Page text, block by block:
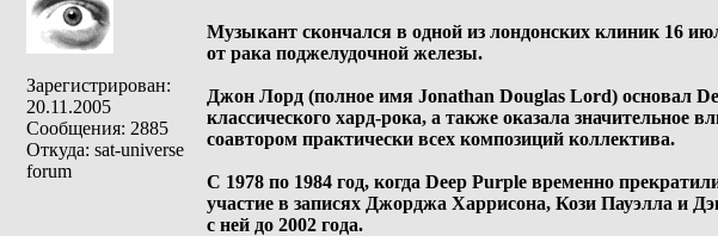
Зарегистрирован:
20.11.2005
Сообщения: 2885
Откуда: sat-universe
forum
Музыкант скончался в одной из лондонских клиник 16
от рака поджелудочной железы.
Джон Лорд (полное имя Jonathan Douglas Lord) основал
классического хард-рока, а также оказала
соавтором практически всех композиций коллектива.
С 1978 по 1984 год, когда Deep Purple временно
участие в записях Джорджа Харрисона, Кози Пауэлла и
с ней до 2002 года.